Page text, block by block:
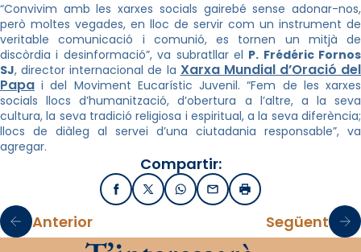
“Convivim amb les xarxes socials gairebé sense adonar-nos,
però moltes vegades, en lloc de servir com un instrument de
veritable comunicació i comunió, es tornen un mitjà de
discòrdia i desinformació”, va subratllar el P. Frédéric Fornos
SJ, director internacional de la Xarxa Mundial d’Oració del
Papa i del Moviment Eucarístic Juvenil. “Fem de les xarxes
socials llocs d’humanització, d’obertura a l’altre, a la seva
cultura, la seva tradició religiosa i espiritual, a la seva diferència;
llocs de diàleg al servei d’una ciutadania responsable”, va
agregar.
Compartir:
FacebookX / TwitterWhatsApp
EmailImprimir
Anterior Següent